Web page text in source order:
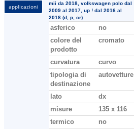
applicazioni
mii da 2018, volkswagen polo dal
2009 al 2017, up ! dal 2016 al
2018 (d, p, cr)
asferico
no
colore del
prodotto
cromato
curvatura
curvo
tipologia di
destinazione
autovetture
lato
dx
misure
135 x 116
termico
no